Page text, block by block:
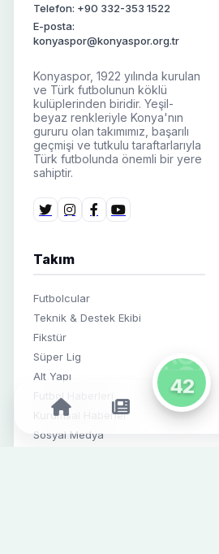
Telefon: +90 332-353 1522
E-posta:
konyaspor@konyaspor.org.tr
Konyaspor, 1922 yılında kurulan
ve Türk futbolunun köklü
kulüplerinden biridir. Yeşil-
beyaz renkleriyle Konya'nın
gururu olan takımımız, başarılı
geçmişi ve tutkulu taraftarlarıyla
Türk futbolunda önemli bir yere
sahiptir.
Takım
Futbolcular
Teknik & Destek Ekibi
Fikstür
Süper Lig
Alt Yapı
Futbol Haberleri
Kurumsal Haberler
Sosyal Medya